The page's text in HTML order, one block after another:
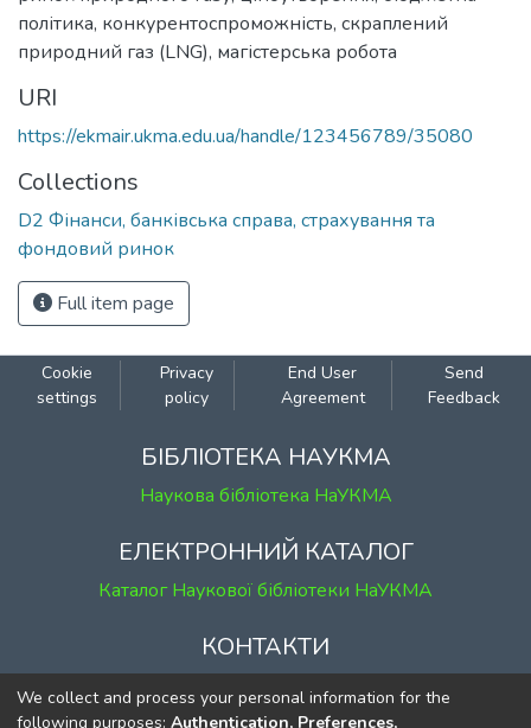
політика, конкурентоспроможність, скраплений
природний газ (LNG), магістерська робота
URI
https://ekmair.ukma.edu.ua/handle/123456789/35080
Collections
D2 Фінанси, банківська справа, страхування та
фондовий ринок
Full item page
Cookie
settings
Privacy
policy
End User
Agreement
Send
Feedback
БІБЛІОТЕКА НАУКМА
Наукова бібліотека НаУКМА
ЕЛЕКТРОННИЙ КАТАЛОГ
Каталог Наукової бібліотеки НаУКМА
КОНТАКТИ
м. Київ, вул. Григорія Сковороди, 2
к. 1, к. 120
We collect and process your personal information for the
following purposes: Authentication, Preferences,